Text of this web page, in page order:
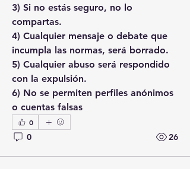
3) Si no estás seguro, no lo
compartas.
4) Cualquier mensaje o debate que
incumpla las normas, será borrado.
5) Cualquier abuso será respondido
con la expulsión.
6) No se permiten perfiles anónimos
o cuentas falsas
0
0 26